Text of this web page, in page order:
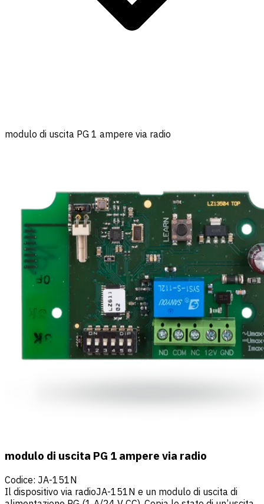
modulo di uscita PG 1 ampere via radio
modulo di uscita PG 1 ampere via radio
Codice: JA-151N
Il dispositivo via radioJA-151N e un modulo di uscita di